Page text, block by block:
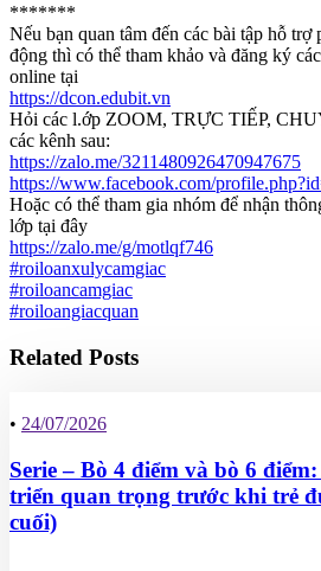
*******
Nếu bạn quan tâm đến các bài tập hỗ trợ
động thì có thể tham khảo và đăng ký
online tại
https://dcon.edubit.vn
Hỏi các l.ớp ZOOM, TRỰC TIẾP,
các kênh sau:
https://zalo.me/3211480926470947675
https://www.facebook.com/
Hoặc có thể tham gia nhóm để nhận
lớp tại đây
https://zalo.me/g/motlqf746
#roiloanxulycamgiac
#roiloancamgiac
#roiloangiacquan
Related Posts
• 24/07/2026
Serie – Bò 4 điểm và bò 6
triển quan trọng trước khi trẻ
cuối)